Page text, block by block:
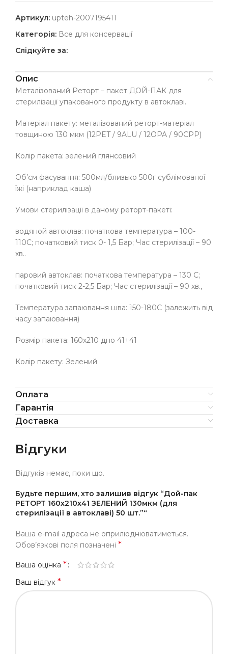
Артикул: upteh-2007195411
Категорія: Все для консервації
Слідкуйте за:
Опис
Металізований Реторт – пакет ДОЙ-ПАК для
стерилізації упакованого продукту в автоклаві.
Матеріал пакету: металізований реторт-матеріал
товщиною 130 мкм (12PET / 9ALU / 12OPA / 90СPP)
Колір пакета: зелений глянсовий
Об’єм фасування: 500мл/близько 500г сублімованої
їжі (наприклад каша)
Умови стерилізації в даному реторт-пакеті:
водяной автоклав: початкова температура – 100-
110С; початковий тиск 0- 1,5 Бар; Час стерилізації – 90
хв..
паровий автоклав: початкова температура – 130 С;
початковий тиск 2-2,5 Бар; Час стерилізації – 90 хв.,
Температура запаювання шва: 150-180С (залежить від
часу запаювання)
Розмір пакета: 160х210 дно 41+41
Колір пакету: Зелений
Оплата
Гарантія
Доставка
Відгуки
Відгуків немає, поки що.
Будьте першим, хто залишив відгук “Дой-пак
РЕТОРТ 160х210х41 ЗЕЛЕНИЙ 130мкм (для
стерилізації в автоклаві) 50 шт.”“
Ваша e-mail адреса не оприлюднюватиметься.
Обов’язкові поля позначені *
Ваша оцінка *
Ваш відгук *